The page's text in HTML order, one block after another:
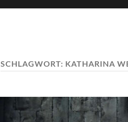
SCHLAGWORT: KATHARINA